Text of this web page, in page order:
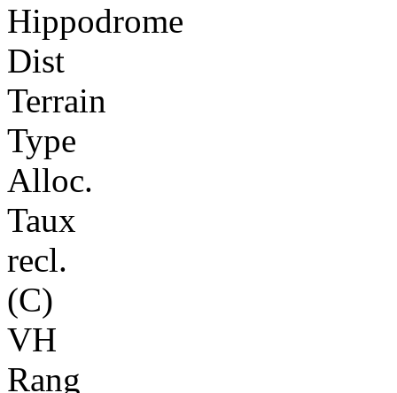
Hippodrome
Dist
Terrain
Type
Alloc.
Taux
recl.
(C)
VH
Rang